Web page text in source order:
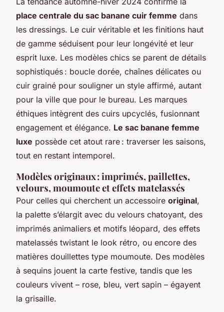
place centrale du sac banane cuir femme dans
les dressings. Le cuir véritable et les finitions haut
de gamme séduisent pour leur longévité et leur
esprit luxe. Les modèles chics se parent de détails
sophistiqués : boucle dorée, chaînes délicates ou
cuir grainé pour souligner un style affirmé, autant
pour la ville que pour le bureau. Les marques
éthiques intègrent des cuirs upcyclés, fusionnant
engagement et élégance. Le sac banane femme
luxe possède cet atout rare : traverser les saisons,
tout en restant intemporel.
Modèles originaux : imprimés, paillettes,
velours, moumoute et effets matelassés
Pour celles qui cherchent un accessoire original,
la palette s’élargit avec du velours chatoyant, des
imprimés animaliers et motifs léopard, des effets
matelassés twistant le look rétro, ou encore des
matières douillettes type moumoute. Des modèles
à sequins jouent la carte festive, tandis que les
couleurs vivent – rose, bleu, vert sapin – égayent
la grisaille.